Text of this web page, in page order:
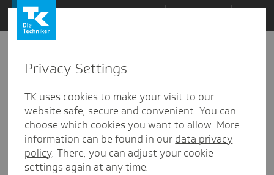
Zum
Inhalt
springen
den
Kommentaren
Privacy Settings
TK uses cookies to make your visit to our
website safe, secure and convenient. You can
choose which cookies you want to allow. More
information can be found in our data privacy
policy. There, you can adjust your cookie
settings again at any time.